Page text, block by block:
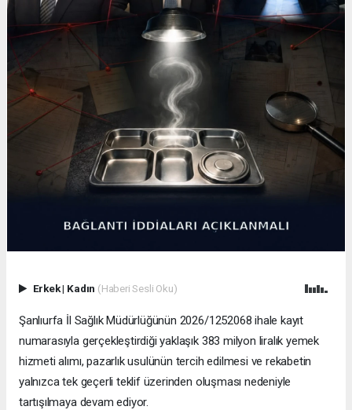
Erkek| Kadın (Haberi Sesli Oku)
Şanlıurfa İl Sağlık Müdürlüğünün 2026/1252068 ihale kayıt
numarasıyla gerçekleştirdiği yaklaşık 383 milyon liralık yemek
hizmeti alımı, pazarlık usulünün tercih edilmesi ve rekabetin
yalnızca tek geçerli teklif üzerinden oluşması nedeniyle
tartışılmaya devam ediyor.